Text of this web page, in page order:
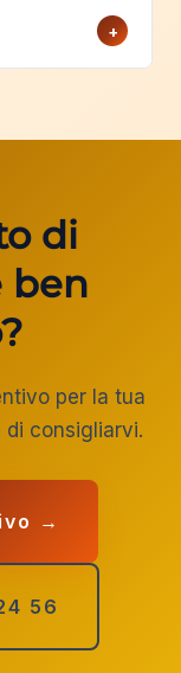
franchigie o
ti dà la +
di
ben
per la tua
di consigliarvi.
→
56